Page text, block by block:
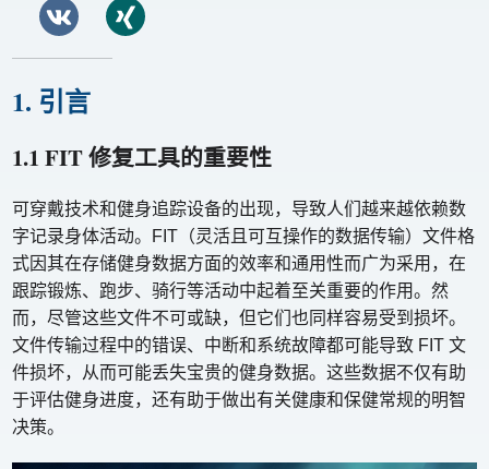
1. 引言
1.1 FIT 修复工具的重要性
可穿戴技术和健身追踪设备的出现，导致人们越来越依赖数
字记录身体活动。FIT（灵活且可互操作的数据传输）文件格
式因其在存储健身数据方面的效率和通用性而广为采用，在
跟踪锻炼、跑步、骑行等活动中起着至关重要的作用。然
而，尽管这些文件不可或缺，但它们也同样容易受到损坏。
文件传输过程中的错误、中断和系统故障都可能导致 FIT 文
件损坏，从而可能丢失宝贵的健身数据。这些数据不仅有助
于评估健身进度，还有助于做出有关健康和保健常规的明智
决策。